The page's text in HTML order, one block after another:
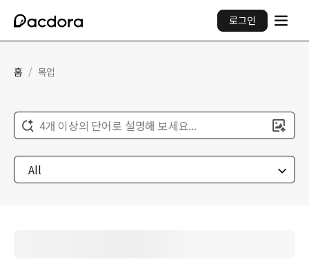
로그인
홈 / 목업
4개 이상의 단어로 설명해 보세요...
All